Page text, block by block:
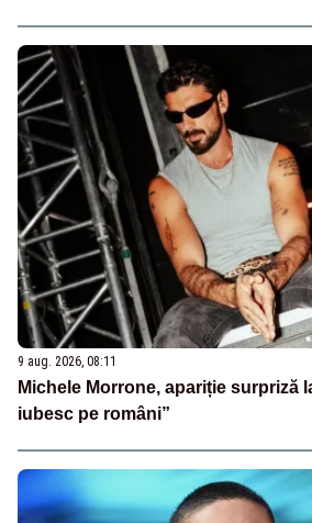
9 aug. 2026, 08:11
Michele Morrone, apariție surpriză
iubesc pe români”